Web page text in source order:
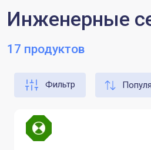
Инженерные
17 продуктов
Фильтр